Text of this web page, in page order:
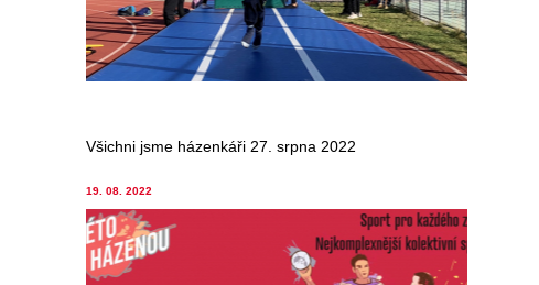
Všichni jsme házenkáři 27. srpna 2022
19. 08. 2022